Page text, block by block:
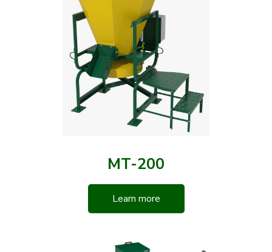
MT-200
Learn more